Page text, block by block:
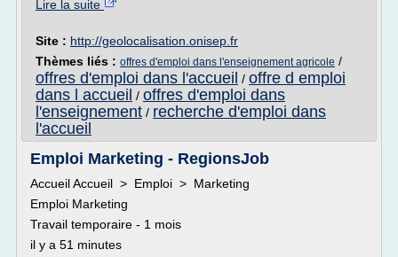
Lire la suite
Site : http://geolocalisation.onisep.fr
Thèmes liés : offres d'emploi dans l'enseignement agricole /
offres d'emploi dans l'accueil / offre d emploi
dans l accueil / offres d'emploi dans
l'enseignement / recherche d'emploi dans
l'accueil
Emploi Marketing - RegionsJob
Accueil Accueil > Emploi > Marketing
Emploi Marketing
Travail temporaire - 1 mois
il y a 51 minutes